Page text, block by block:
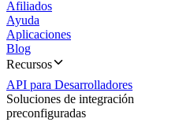
Afiliados
Ayuda
Aplicaciones
Blog
Recursos
API para Desarrolladores
Soluciones de integración
preconfiguradas